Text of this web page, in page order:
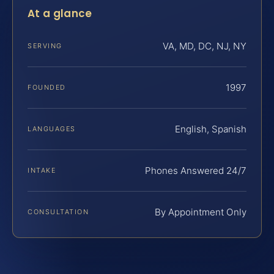
At a glance
SERVING VA, MD, DC, NJ, NY
FOUNDED 1997
LANGUAGES English, Spanish
INTAKE Phones Answered 24/7
CONSULTATION By Appointment Only